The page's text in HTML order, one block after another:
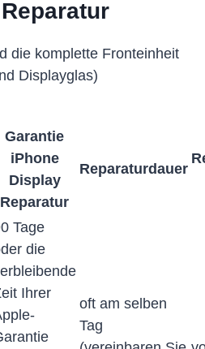
die komplette Fronteinheit
Displayglas)
Garantie
iPhone
Display
Reparatur
Reparaturdauer
Tage
die
Ihrer
oft am selben
Tag